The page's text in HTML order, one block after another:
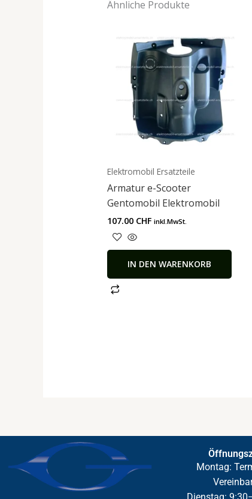
Ähnliche Produkte
Elektromobil Ersatzteile
Armatur e-Scooter
Gentomobil Elektromobil
107.00 CHF inkl.MwSt.
IN DEN WARENKORB
Montag: